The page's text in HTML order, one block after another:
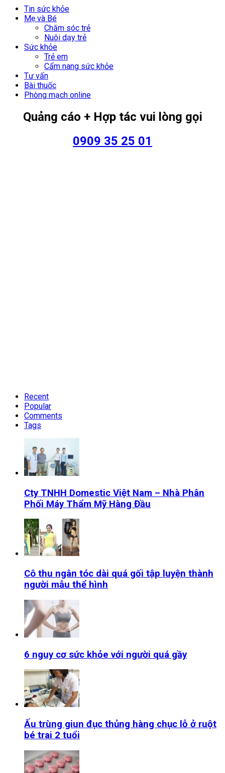
Tin sức khỏe
Mẹ và Bé
Chăm sóc trẻ
Nuôi dạy trẻ
Sức khỏe
Trẻ em
Cẩm nang sức khỏe
Tư vấn
Bài thuốc
Phòng mạch online
Quảng cáo + Hợp tác vui lòng gọi
0909 35 25 01
Recent
Popular
Comments
Tags
Cty TNHH Domestic Việt Nam – Nhà Phân
Phối Máy Thẩm Mỹ Hàng Đầu
Cô thu ngân tóc dài quá gối tập luyện thành
người mẫu thể hình
6 nguy cơ sức khỏe với người quá gầy
Ấu trùng giun đục thủng hàng chục lỗ ở ruột
bé trai 2 tuổi